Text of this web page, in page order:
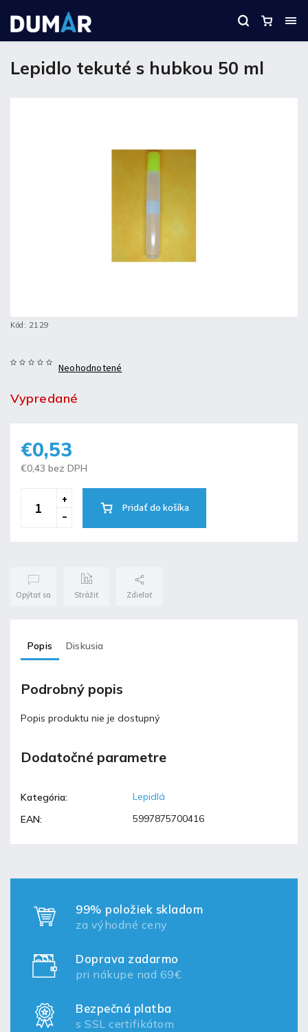
Lepidlo tekuté s hubkou 50 ml
Kód: 2129
Neohodnotené
Vypredané
€0,53
€0,43 bez DPH
Pridať do košíka
Opýtať sa Strážiť Zdieľať
Popis Diskusia
Podrobný popis
Popis produktu nie je dostupný
Dodatočné parametre
Kategória:
Lepidlá
EAN: 5997875700416
99% položiek skladom
za výhodné ceny
Doprava zadarmo
pri nákupe nad 69€
Bezpečná platba
s SSL certifikátom